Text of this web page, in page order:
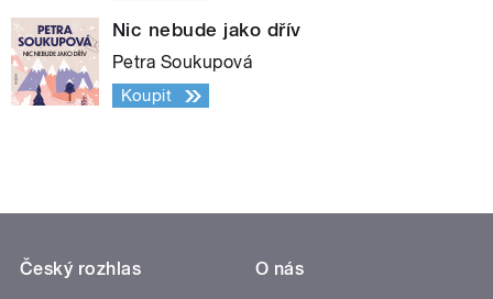
Nic nebude jako dřív
Petra Soukupová
Koupit
Český rozhlas
O nás